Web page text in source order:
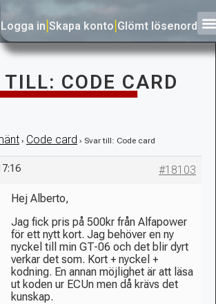
Logga in Skapa konto Glömt lösenord
CODE CARD
› Code card › Svar till: Code card
#18103
Hej Alberto,
Jag fick pris på 500kr från Alfapower
för ett nytt kort. Jag behöver en ny
nyckel till min GT-06 och det blir dyrt
verkar det som. Kort + nyckel +
kodning. En annan möjlighet är att läsa
ut koden ur ECUn men då krävs det
kunskap.